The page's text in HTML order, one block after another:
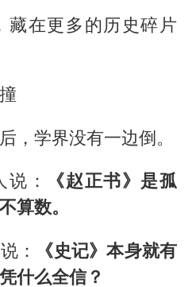
藏在更多的历史碎片
，学界没有一边倒。
：
《赵正书》是孤
算数。
：
《史记》本身就有
什么全信？